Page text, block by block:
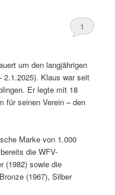
1
um den langjährigen
2.1.2025). Klaus war seit
Er legte mit 18
für seinen Verein – den
Marke von 1.000
die WFV-
(1982) sowie die
(1967), Silber